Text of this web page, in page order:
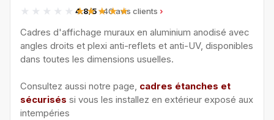
4.8/5· 40 avis clients
Cadres d'affichage muraux en aluminium anodisé avec
angles droits et plexi anti-reflets et anti-UV, disponibles
dans toutes les dimensions usuelles.
Consultez aussi notre page, cadres étanches et
sécurisés si vous les installez en extérieur exposé aux
intempéries